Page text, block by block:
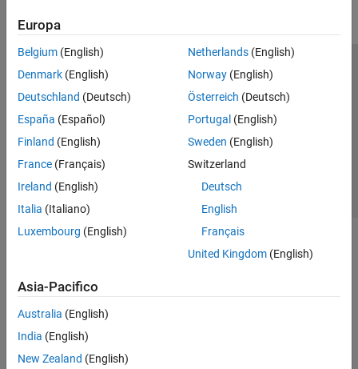
Europa
Belgium (English)
Denmark (English)
Deutschland (Deutsch)
España (Español)
Finland (English)
France (Français)
Ireland (English)
Italia (Italiano)
Luxembourg (English)
Netherlands(English)
Norway(English)
Österreich (Deutsch)
Portugal (English)
Sweden (English)
Switzerland
Deutsch
English
Français
United Kingdom(English)
Asia-Pacifico
Australia (English)
India (English)
New Zealand (English)
Centro di fiducia
Informativa sulla privacy
Antipirateria
Stato dell'applicazione
Contatti
© 1994-2026 The MathWorks, Inc.